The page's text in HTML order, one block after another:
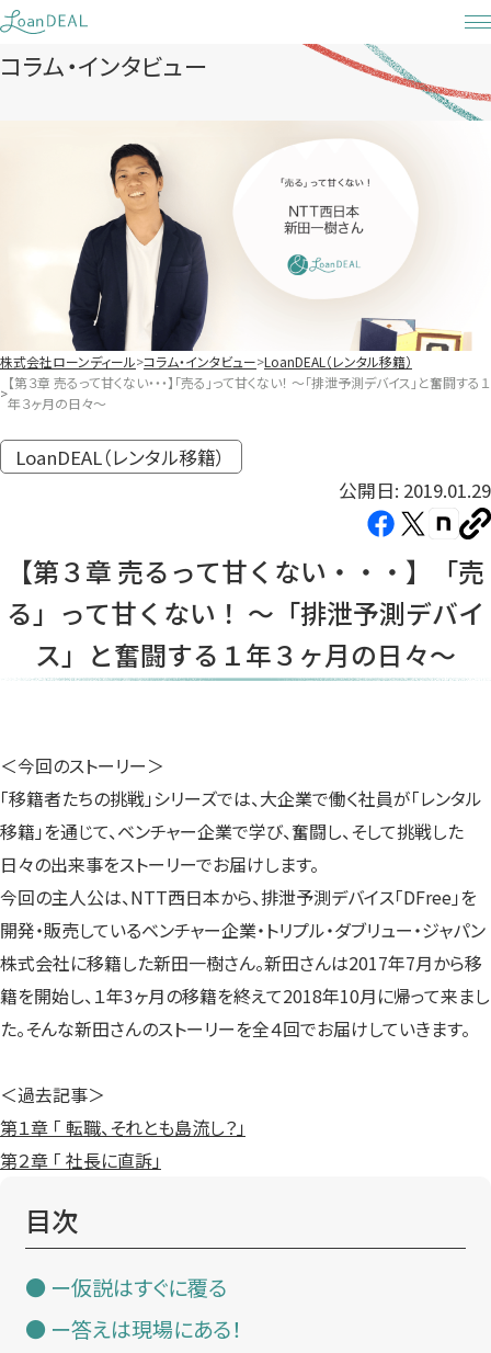
Skip
to
content
コラム・インタビュー
株式会社ローンディール コラム・インタビュー LoanDEAL（レンタル移籍）
【第３章 売るって甘くない・・・】「売る」って甘くない！ 〜「排泄予測デバイス」と奮闘する１
年３ヶ月の日々〜
LoanDEAL（レンタル移籍）
公開日: 2019.01.29
Facebook（新
い
タ
ブ
で
X（新
い
タ
ブ
で
note（新
タ
で
コ
ピ
ー
【第３章 売るって甘くない・・・】「売
る」って甘くない！ 〜「排泄予測デバイ
ス」と奮闘する１年３ヶ月の日々〜
＜今回のストーリー＞
「移籍者たちの挑戦」シリーズでは、大企業で働く社員が「レンタル
移籍」を通じて、ベンチャー企業で学び、奮闘し、そして挑戦した
日々の出来事をストーリーでお届けします。
今回の主人公は、NTT西日本から、排泄予測デバイス「DFree」を
開発・販売しているベンチャー企業・トリプル・ダブリュー・ジャパン
株式会社に移籍した新田一樹さん。新田さんは2017年7月から移
籍を開始し、１年3ヶ月の移籍を終えて2018年10月に帰って来まし
た。そんな新田さんのストーリーを全４回でお届けしていきます。
＜過去記事＞
第１章 「 転職、それとも島流し？」
第２章 「 社長に直訴」
目次
ー仮説はすぐに覆る
ー答えは現場にある！